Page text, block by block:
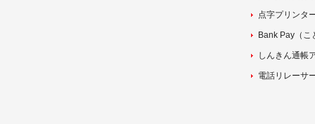
点字プリンタ
Bank Pay（こ
しんきん通帳
電話リレーサ